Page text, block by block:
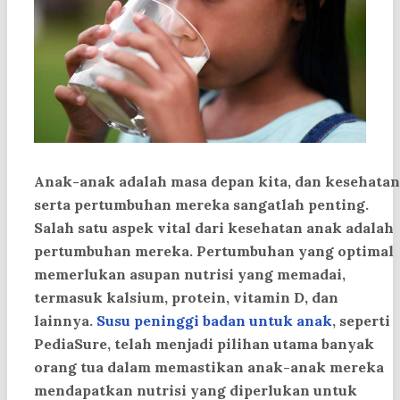
Anak-anak adalah masa depan kita, dan kesehatan
serta pertumbuhan mereka sangatlah penting.
Salah satu aspek vital dari kesehatan anak adalah
pertumbuhan mereka. Pertumbuhan yang optimal
memerlukan asupan nutrisi yang memadai,
termasuk kalsium, protein, vitamin D, dan
lainnya. Susu peninggi badan untuk anak, seperti
PediaSure, telah menjadi pilihan utama banyak
orang tua dalam memastikan anak-anak mereka
mendapatkan nutrisi yang diperlukan untuk